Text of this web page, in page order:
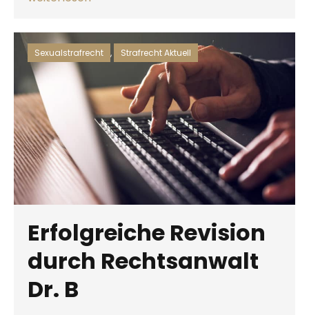
Erfolgreiche Revision
durch Rechtsanwalt
Dr. B
Sexualstrafrecht , Strafrecht Aktuell